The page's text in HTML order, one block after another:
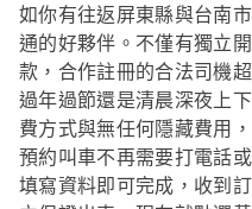
如你有往返屏東縣與台南
通的好夥伴。不僅有獨立
款，合作註冊的合法司機
過年過節還是清晨深夜上
費方式與無任何隱藏費用
預約叫車不再需要打電話
填寫資料即可完成，收到